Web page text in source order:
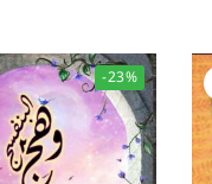
-23%